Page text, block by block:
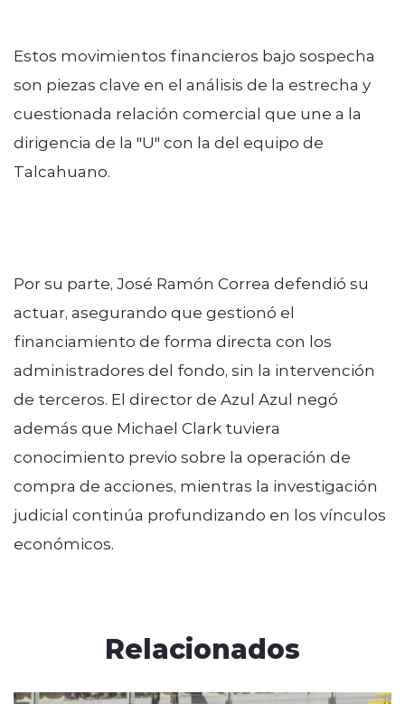
Estos movimientos financieros bajo sospecha
son piezas clave en el análisis de la estrecha y
cuestionada relación comercial que une a la
dirigencia de la "U" con la del equipo de
Talcahuano.
Por su parte, José Ramón Correa defendió su
actuar, asegurando que gestionó el
financiamiento de forma directa con los
administradores del fondo, sin la intervención
de terceros. El director de Azul Azul negó
además que Michael Clark tuviera
conocimiento previo sobre la operación de
compra de acciones, mientras la investigación
judicial continúa profundizando en los vínculos
económicos.
Relacionados